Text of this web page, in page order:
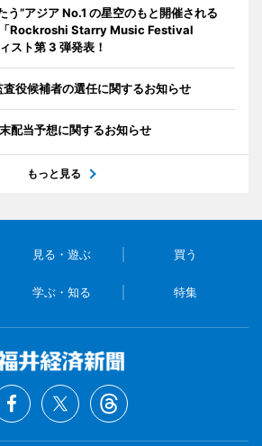
う”アジア No.1 の星空のもと開催される
Rockroshi Starry Music Festival
スト第 3 弾発表！
役候補者の選任に関するお知らせ
当予想に関するお知らせ
もっと見る
見る・遊ぶ 買う
学ぶ・知る 特集